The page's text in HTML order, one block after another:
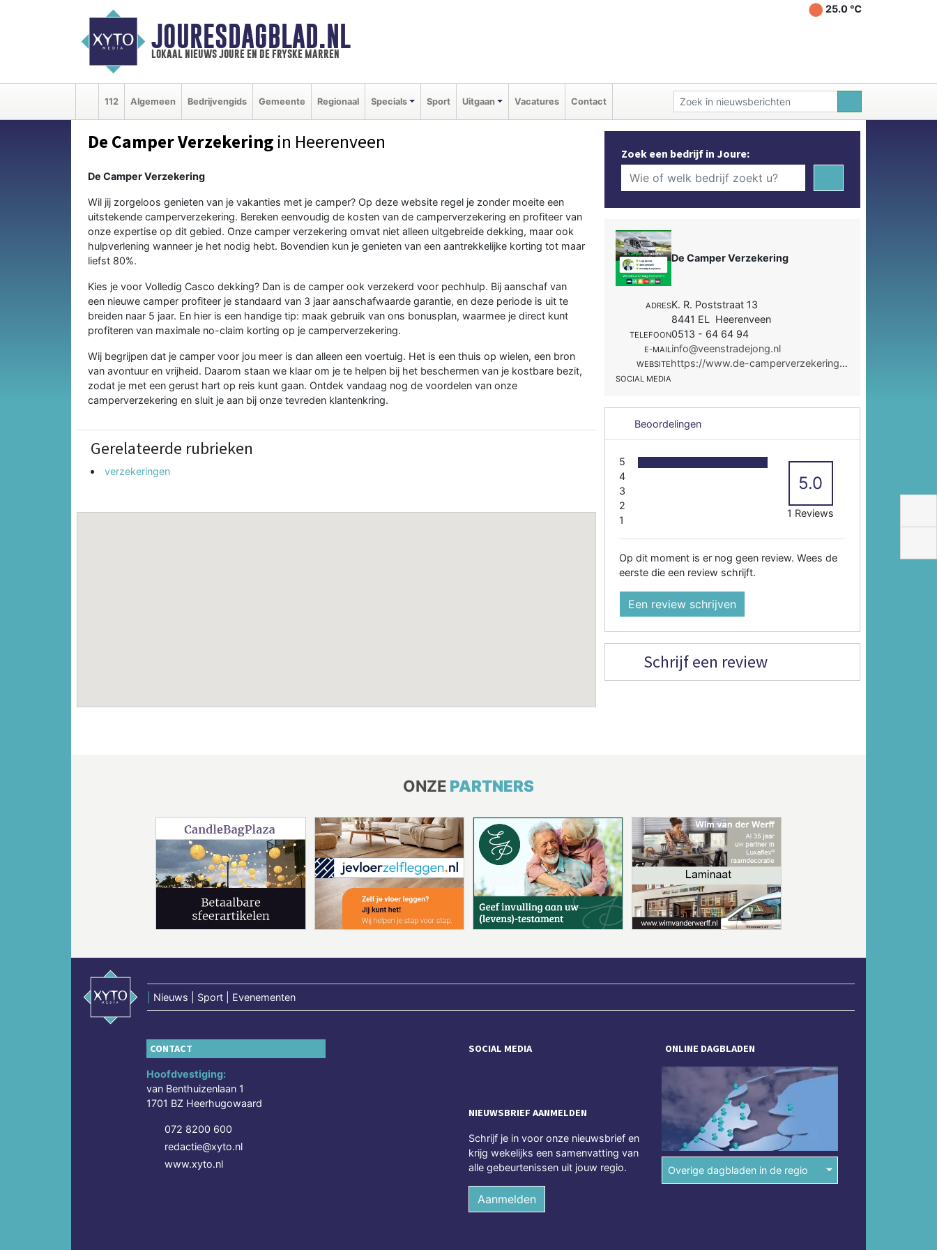
JOURESDAGBLAD.NL
lokaal nieuws joure en de fryske marren
25.0 ℃
112 Algemeen Bedrijvengids Gemeente Regionaal Specials Sport Uitgaan Vacatures Contact
De Camper Verzekering in Heerenveen
De Camper Verzekering
Wil jij zorgeloos genieten van je vakanties met je camper? Op deze website regel je zonder moeite een
uitstekende camperverzekering. Bereken eenvoudig de kosten van de camperverzekering en profiteer van
onze expertise op dit gebied. Onze camper verzekering omvat niet alleen uitgebreide dekking, maar ook
hulpverlening wanneer je het nodig hebt. Bovendien kun je genieten van een aantrekkelijke korting tot maar
liefst 80%.
Kies je voor Volledig Casco dekking? Dan is de camper ook verzekerd voor pechhulp. Bij aanschaf van
een nieuwe camper profiteer je standaard van 3 jaar aanschafwaarde garantie, en deze periode is uit te
breiden naar 5 jaar. En hier is een handige tip: maak gebruik van ons bonusplan, waarmee je direct kunt
profiteren van maximale no-claim korting op je camperverzekering.
Wij begrijpen dat je camper voor jou meer is dan alleen een voertuig. Het is een thuis op wielen, een bron
van avontuur en vrijheid. Daarom staan we klaar om je te helpen bij het beschermen van je kostbare bezit,
zodat je met een gerust hart op reis kunt gaan. Ontdek vandaag nog de voordelen van onze
camperverzekering en sluit je aan bij onze tevreden klantenkring.
Gerelateerde rubrieken
verzekeringen
Zoek een bedrijf in Joure:
De Camper Verzekering
ADRESK. R. Poststraat 13
8441 EL Heerenveen
TELEFOON0513 - 64 64 94
E-MAILinfo@veenstradejong.nl
WEBSITE https://www.de-camperverzekering.nl/
SOCIAL MEDIA
Beoordelingen
5
4
3
2
1
5.0
1 Reviews
Op dit moment is er nog geen review. Wees de
eerste die een review schrijft.
Een review schrijven
Schrijf een review
ONZE PARTNERS
Nieuws | Sport | Evenementen
CONTACT
Hoofdvestiging:
van Benthuizenlaan 1
1701 BZ Heerhugowaard
072 8200 600
redactie@xyto.nl
www.xyto.nl
SOCIAL MEDIA
NIEUWSBRIEF AANMELDEN
Schrijf je in voor onze nieuwsbrief en
krijg wekelijks een samenvatting van
alle gebeurtenissen uit jouw regio.
Aanmelden
ONLINE DAGBLADEN
Overige dagbladen in de regio